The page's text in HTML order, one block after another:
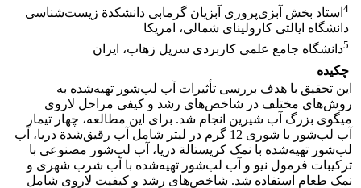
4 استاد بخش آبزی‌پروری آبزیان گرمابی دانشکدة زیست‌شناسی
دانشگاه ایالتی کارولینای شمالی، امریکا
5دانشگاه جامع علمی کاربردی سرپل زهاب، ایران
چکیده
این تحقیق با هدف بررسی تأثیرات آب لب‌شور تهیه‌شده به
روش‌های مختلف در شاخص‌های رشد و کیفی مراحل لاروی
میگوی بزرگ آب شیرین انجام شد. برای این مطالعه، چهار تیمار
آب لب‌شور با شوری 12 گرم در لیتر شامل آب رقیق‌شدة دریا، آب
لب‌شور تهیه‌شده با نمک کریستالة دریا، آب لب‌شور مصنوعی با
ترکیبات فرمول نیو و آب لب‌شور تهیه‌شده با آب شرب شهری و
نمک طعام استفاده شد. شاخص‌های رشد و کیفیت لاروی شامل